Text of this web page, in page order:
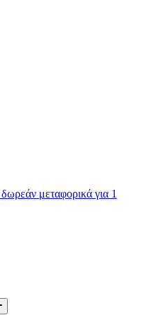
μεταφορικά για 1